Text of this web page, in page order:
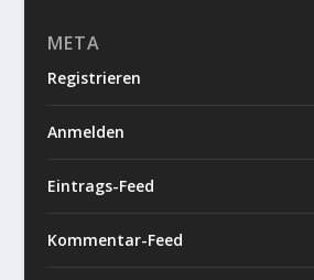
META
Registrieren
Anmelden
Eintrags-Feed
Kommentar-Feed